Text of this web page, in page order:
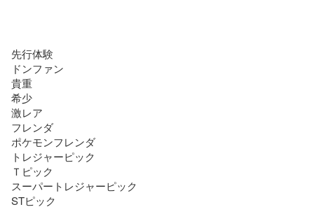
先行体験
ドンファン
貴重
希少
激レア
フレンダ
ポケモンフレンダ
トレジャーピック
Ｔピック
スーパートレジャーピック
STピック